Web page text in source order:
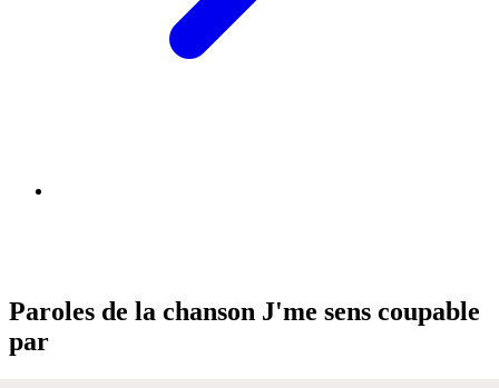
Paroles de la chanson J'me sens coupable
par